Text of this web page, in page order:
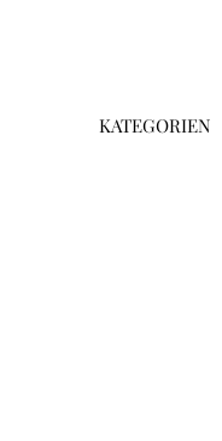
KATEGORIEN